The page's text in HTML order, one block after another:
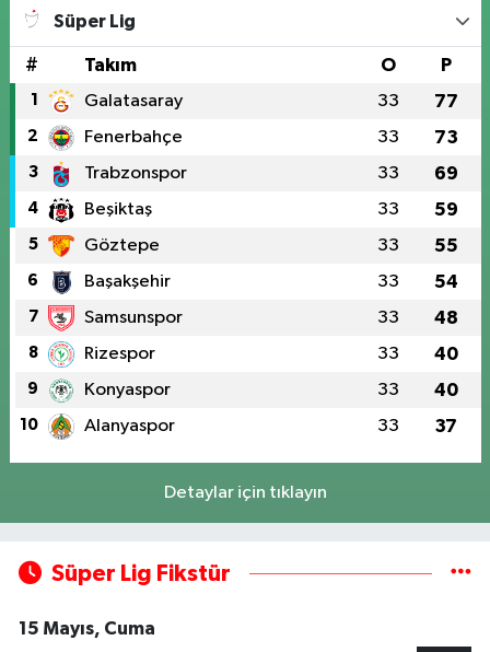
Süper Lig
# Takım O P
1 Galatasaray 33 77
2 Fenerbahçe 33 73
3 Trabzonspor 33 69
4 Beşiktaş 33 59
5 Göztepe 33 55
6 Başakşehir 33 54
7 Samsunspor 33 48
8 Rizespor 33 40
9 Konyaspor 33 40
10 Alanyaspor 33 37
Detaylar için tıklayın
Süper Lig Fikstür
15 Mayıs, Cuma